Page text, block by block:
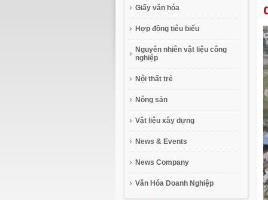
Giấy văn hóa
Hợp đồng tiêu biểu
Nguyên nhiên vật liệu công
nghiệp
Nội thất trẻ
Nông sản
Vật liệu xây dựng
News & Events
News Company
Văn Hóa Doanh Nghiệp